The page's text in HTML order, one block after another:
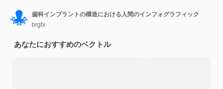
歯科インプラントの構造における人間のインフォグラフィック
brgfx
あなたにおすすめのベクトル